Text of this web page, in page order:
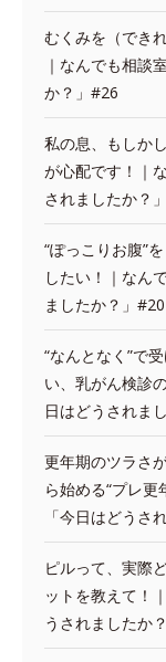
むくみを（でき
｜なんでも相談
か？」#26
私の息、もしか
が心配です！｜
されましたか？
“ぽっこりお腹”
したい！｜なん
ましたか？」#20
“なんとなく”で
い、乳がん検診
日はどうされま
更年期のツラさ
ら始める“プレ更
「今日はどうさ
ピルって、実際
ットを教えて！
うされましたか